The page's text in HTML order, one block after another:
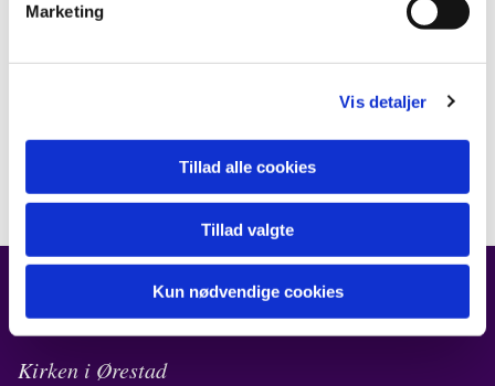
Marketing
Vis detaljer
Tillad alle cookies
Tillad valgte
Kun nødvendige cookies
FIND OS
Kirken i Ørestad